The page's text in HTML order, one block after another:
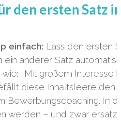
den ersten Satz
einfach: Lass den ersten
ein anderer Satz
„Mit großem Interesse
diese Inhaltsleere den
Bewerbungscoaching. In
werden – und zwar